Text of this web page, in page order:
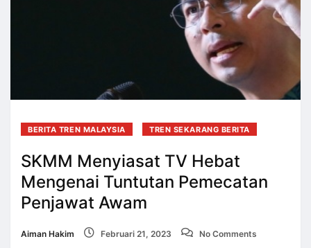
BERITA TREN MALAYSIA TREN SEKARANG BERITA
SKMM Menyiasat TV Hebat
Mengenai Tuntutan Pemecatan
Penjawat Awam
Aiman Hakim Februari 21, 2023 No Comments